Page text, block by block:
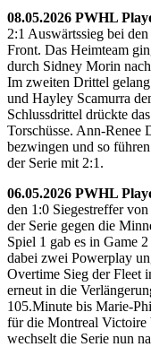
08.05.2026 PWHL
2:1 Auswärtssieg bei
Front. Das Heimteam
durch Sidney Morin
Im zweiten Drittel
und Hayley Scamurra
Schlussdrittel drückte
Torschüsse. Ann-Renee
bezwingen und so
der Serie mit 2:1.
06.05.2026 PWHL
den 1:0 Siegestreffer
der Serie gegen die
Spiel 1 gab es in Game
dabei zwei Powerplay
Overtime Sieg der Fleet
erneut in die
105.Minute bis Marie-
für die Montreal Victoire
wechselt die Serie nun